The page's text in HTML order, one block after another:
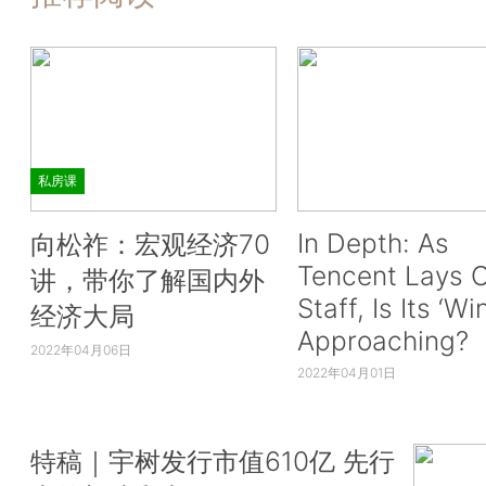
私房课
向松祚：宏观经济70
讲，带你了解国内外
经济大局
2022年04月06日
In Depth: As
Tencent Lays
Staff, Is Its
Approaching?
2022年04月01日
特稿｜宇树发行市值610亿 先行